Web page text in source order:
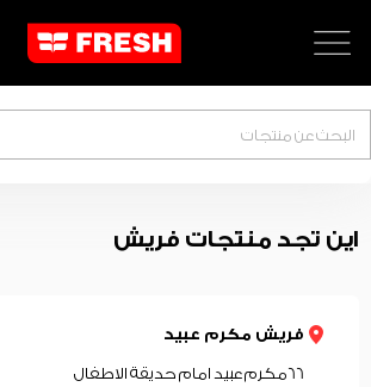
اين تجد منتجات فريش
فريش مكرم عبيد
66مكرم عبيد امام حديقة الاطفال